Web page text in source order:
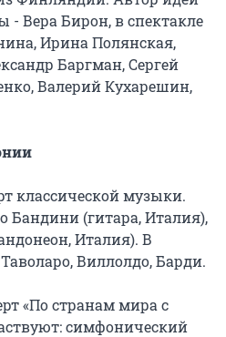
- Вера Бирон, в спектакле
Ирина Полянская,
Баргман, Сергей
Валерий Кухарешин,
классической музыки.
Бандини (гитара, Италия),
Италия). В
Виллолдо, Барди.
«По странам мира с
симфонический